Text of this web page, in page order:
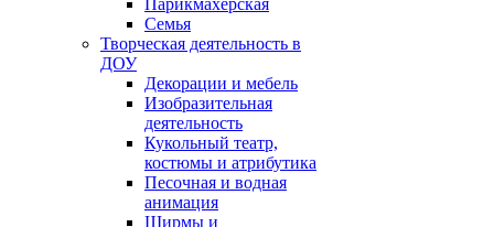
Парикмахерская
Семья
Творческая деятельность в
ДОУ
Декорации и мебель
Изобразительная
деятельность
Кукольный театр,
костюмы и атрибутика
Песочная и водная
анимация
Ширмы и